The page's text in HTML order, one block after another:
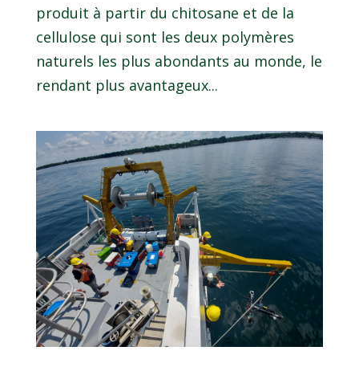
produit à partir du chitosane et de la
cellulose qui sont les deux polymères
naturels les plus abondants au monde, le
rendant plus avantageux...